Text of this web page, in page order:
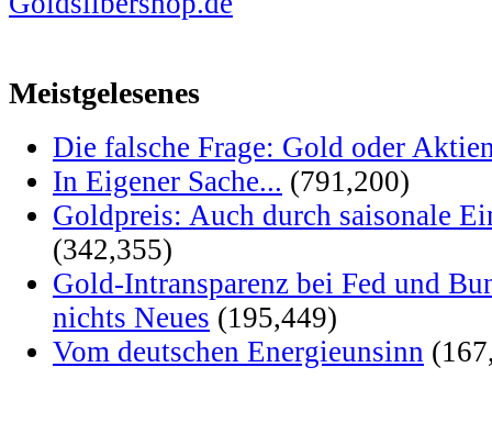
Meistgelesenes
Die falsche Frage: Gold oder
In Eigener Sache... (791,200)
Goldpreis: Auch durch saisonale
(342,355)
Gold-Intransparenz bei Fed und
nichts Neues (195,449)
Vom deutschen Energieunsinn